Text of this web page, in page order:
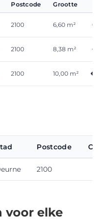
Postcode Grootte
2100 6,60 m² €
2100 8,38 m² €
2100 10,00 m² €
Postcode
2100
voor elke